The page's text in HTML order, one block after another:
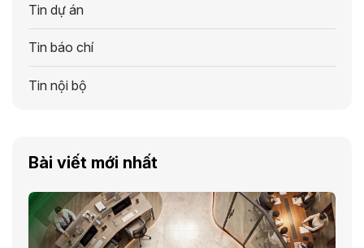
Tin dự án
Tin báo chí
Tin nội bộ
Bài viết mới nhất